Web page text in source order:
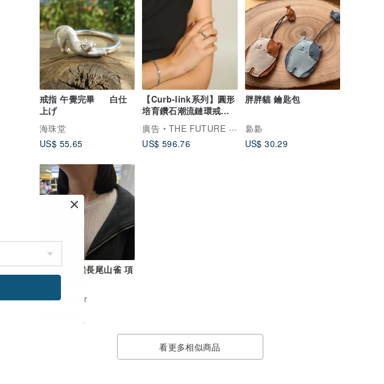
戒指 午覺完畢 白仕
上げ
海珠堂
US$ 55.65
【Curb-link系列】圓形
培育鑽石潮流鏈環戒指
925純銀 18K鍍金
廣告
THE FUTURE ROCKS
US$ 596.76
胖胖貓 鑰匙包
裊裊
US$ 30.29
雪精靈 銀喉長尾山雀 項
鍊-925純銀
GreenSilver
看更多相似商品